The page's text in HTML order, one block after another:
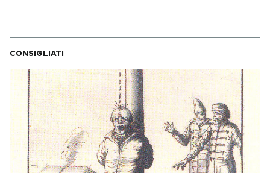
CONSIGLIATI